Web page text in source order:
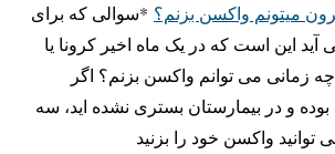
میتونم واکسن بزنم؟ *سوالی که برای
آید این است که در یک ماه اخیر کرونا یا
زمانی می توانم واکسن بزنم؟ اگر
و در بیمارستان بستری نشده اید، سه
توانید واکسن خود را بزنید